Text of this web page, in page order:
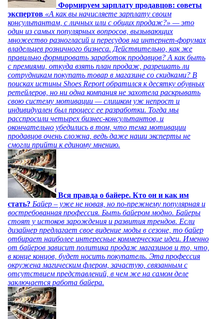
Формируем зарплату продавцов: советы
экспертов «А как вы начисляете зарплату своим
консультантам, с личных или с общих продаж?» — это
один из самых популярных вопросов, вызывающих
множество разногласий и пересудов на интернет-форумах
владельцев розничного бизнеса. Действительно, как же
правильно формировать заработок продавцов? А как быть
с премиями, откуда взять план продаж, разрешать ли
сотрудникам покупать товар в магазине со скидками? В
поисках истины Shoes Report обратился к десятку обувных
ретейлеров, но ни одна компания не захотела раскрывать
свою систему мотивации — слишком уж непрост и
индивидуален был процесс ее разработки. Тогда мы
расспросили четырех бизнес-консультантов, и
окончательно убедились в том, что тема мотивации
продавцов очень сложна, ведь даже наши эксперты не
смогли прийти к единому мнению.
Вся правда о байере. Кто он и как им
стать? Байер – уже не новая, но по-прежнему популярная и
востребованная профессия. Быть байером модно. Байеры
стоят у истоков зарождения и развития трендов. Если
дизайнер предлагает свое видение моды в сезоне, то байер
отбирает наиболее интересные коммерческие идеи. Именно
от байеров зависит политика продаж магазинов и то, что,
в конце концов, будет носить покупатель. Эта профессия
окружена магическим флером, зачастую, связанным с
отсутствием представлений, в чем же на самом деле
заключается работа байера.